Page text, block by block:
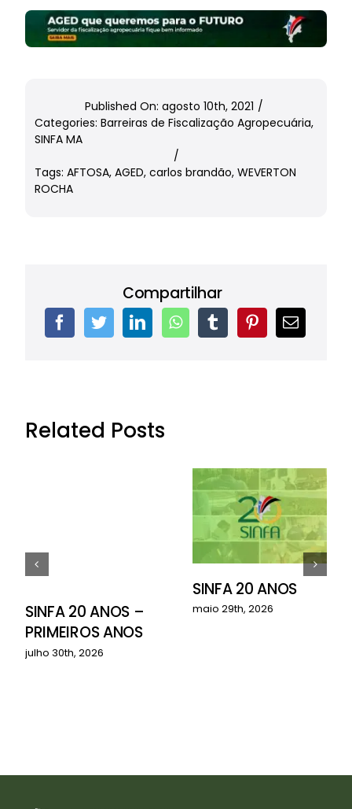
Published On: agosto 10th, 2021 /
Categories: Barreiras de Fiscalização Agropecuária,
SINFA MA
/
Tags: AFTOSA, AGED, carlos brandão, WEVERTON
ROCHA
Compartilhar
Related Posts
SINFA 20 ANOS –
PRIMEIROS ANOS
julho 30th, 2026
SINFA 20 ANOS
maio 29th, 2026